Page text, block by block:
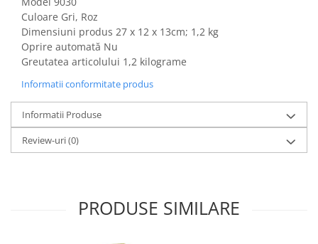
Console, Jocuri & Accesorii
Ingrijire personala & Cosmetice
Accesorii aparate de ras electrice
Aparate & Accesorii ingrijire
personala
Aparate cosmetice
Articole Sanatate si Wellness
Igiena dentara
Culoare Gri, Roz
Dimensiuni produs ‎27 x 12 x 13cm; 1,2 kg
Oprire automată Nu
Greutatea articolului 1,2 kilograme
Informatii conformitate produs
Informatii Produse
Review-uri(0)
PRODUSE SIMILARE